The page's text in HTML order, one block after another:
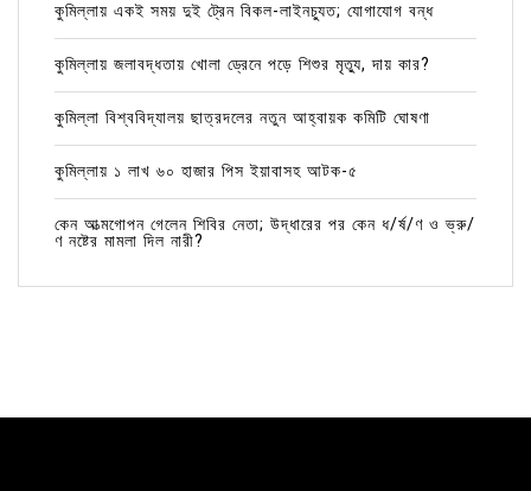
কুমিল্লায় একই সময় দুই ট্রেন বিকল-লাইনচ্যুত; যোগাযোগ বন্ধ
কুমিল্লায় জলাবদ্ধতায় খোলা ড্রেনে পড়ে শিশুর মৃত্যু, দায় কার?
কুমিল্লা বিশ্ববিদ্যালয় ছাত্রদলের নতুন আহ্বায়ক কমিটি ঘোষণা
কুমিল্লায় ১ লাখ ৬০ হাজার পিস ইয়াবাসহ আটক-৫
কেন আত্মগোপন গেলেন শিবির নেতা; উদ্ধারের পর কেন ধ/র্ষ/ণ ও ভ্রু/
ণ নষ্টের মামলা দিল নারী?